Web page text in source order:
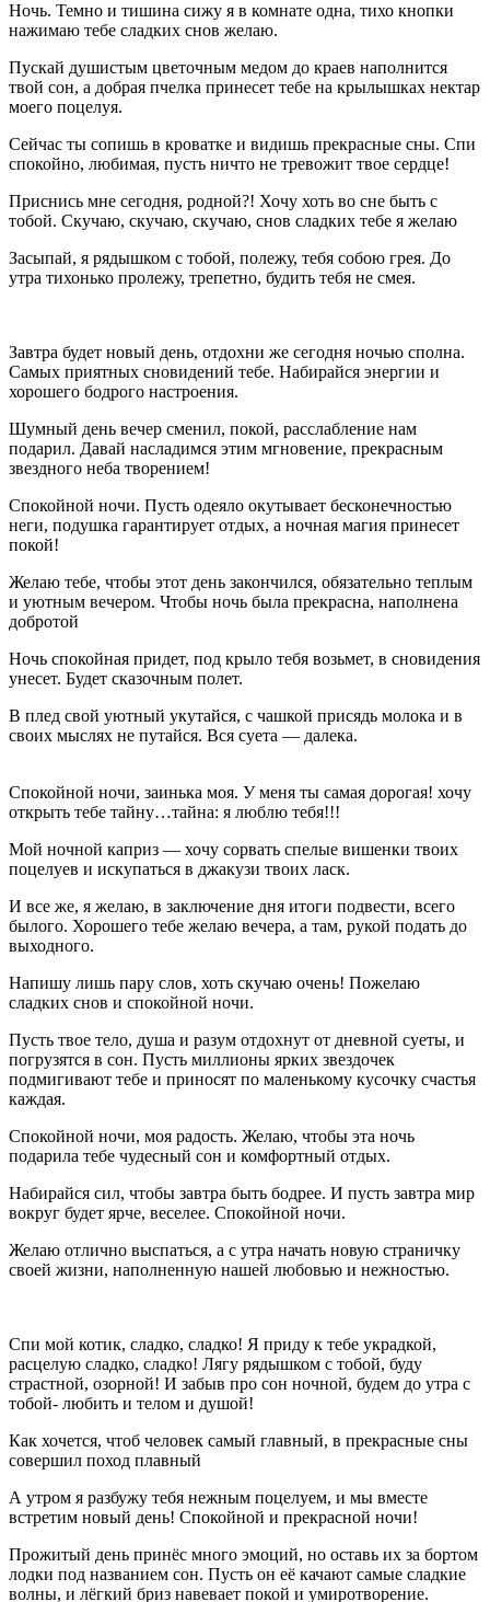
Ночь. Темно и тишина сижу я в комнате одна, тихо кнопки
нажимаю тебе сладких снов желаю.
Пускай душистым цветочным медом до краев наполнится
твой сон, а добрая пчелка принесет тебе на крылышках нектар
моего поцелуя.
Сейчас ты сопишь в кроватке и видишь прекрасные сны. Спи
спокойно, любимая, пусть ничто не тревожит твое сердце!
Приснись мне сегодня, родной?! Хочу хоть во сне быть с
тобой. Скучаю, скучаю, скучаю, снов сладких тебе я желаю
Засыпай, я рядышком с тобой, полежу, тебя собою грея. До
утра тихонько пролежу, трепетно, будить тебя не смея.
Завтра будет новый день, отдохни же сегодня ночью сполна.
Самых приятных сновидений тебе. Набирайся энергии и
хорошего бодрого настроения.
Шумный день вечер сменил, покой, расслабление нам
подарил. Давай насладимся этим мгновение, прекрасным
звездного неба творением!
Спокойной ночи. Пусть одеяло окутывает бесконечностью
неги, подушка гарантирует отдых, а ночная магия принесет
покой!
Желаю тебе, чтобы этот день закончился, обязательно теплым
и уютным вечером. Чтобы ночь была прекрасна, наполнена
добротой
Ночь спокойная придет, под крыло тебя возьмет, в сновидения
унесет. Будет сказочным полет.
В плед свой уютный укутайся, с чашкой присядь молока и в
своих мыслях не путайся. Вся суета — далека.
Спокойной ночи, заинька моя. У меня ты самая дорогая! хочу
открыть тебе тайну…тайна: я люблю тебя!!!
Мой ночной каприз — хочу сорвать спелые вишенки твоих
поцелуев и искупаться в джакузи твоих ласк.
И все же, я желаю, в заключение дня итоги подвести, всего
былого. Хорошего тебе желаю вечера, а там, рукой подать до
выходного.
Напишу лишь пару слов, хоть скучаю очень! Пожелаю
сладких снов и спокойной ночи.
Пусть твое тело, душа и разум отдохнут от дневной суеты, и
погрузятся в сон. Пусть миллионы ярких звездочек
подмигивают тебе и приносят по маленькому кусочку счастья
каждая.
Спокойной ночи, моя радость. Желаю, чтобы эта ночь
подарила тебе чудесный сон и комфортный отдых.
Набирайся сил, чтобы завтра быть бодрее. И пусть завтра мир
вокруг будет ярче, веселее. Спокойной ночи.
Желаю отлично выспаться, а с утра начать новую страничку
своей жизни, наполненную нашей любовью и нежностью.
Спи мой котик, сладко, сладко! Я приду к тебе украдкой,
расцелую сладко, сладко! Лягу рядышком с тобой, буду
страстной, озорной! И забыв про сон ночной, будем до утра с
тобой- любить и телом и душой!
Как хочется, чтоб человек самый главный, в прекрасные сны
совершил поход плавный
А утром я разбужу тебя нежным поцелуем, и мы вместе
встретим новый день! Спокойной и прекрасной ночи!
Прожитый день принёс много эмоций, но оставь их за бортом
лодки под названием сон. Пусть он её качают самые сладкие
волны, и лёгкий бриз навевает покой и умиротворение.